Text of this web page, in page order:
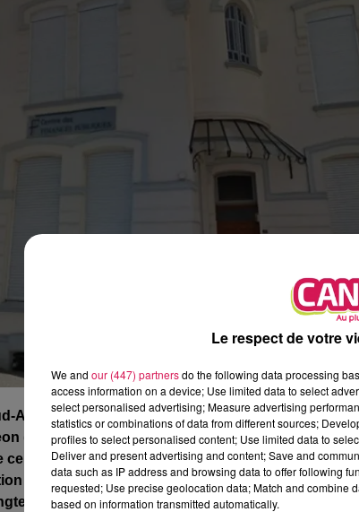
Avesnois a trouvé refuge depuis quelques mois
(avec une mise à disposition gratuite des lieux
socioculturel devrait déménager dès cette
trélonaise, dont la fermeture a été actée. La
étant une propriété de la commune. Elle
Le respect de votre
We and our (447) partnersdo the following data processing
access information on a device; Use limited data to select
select personalised advertising; Measure advertising
statistics or combinations of data from different sources;
profiles to select personalised content; Use limited data to
Deliver and present advertising and content; Save and
data such as IP address and browsing data to offer following
requested; Use precise geolocation data; Match and combine
based on information transmitted automatically.